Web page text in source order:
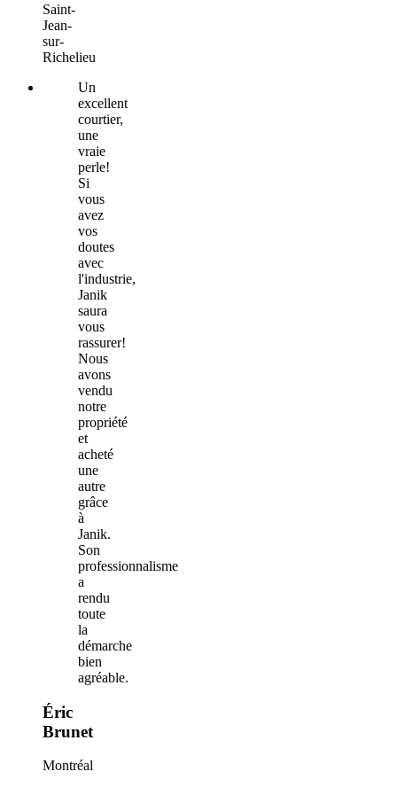
Saint-
Jean-
sur-
Richelieu
Un
excellent
courtier,
une
vraie
perle!
Si
vous
avez
vos
doutes
avec
l'industrie,
Janik
saura
vous
rassurer!
Nous
avons
vendu
notre
propriété
et
acheté
une
autre
grâce
à
Janik.
Son
professionnalisme
a
rendu
toute
la
démarche
bien
agréable.
Éric
Brunet
Montréal